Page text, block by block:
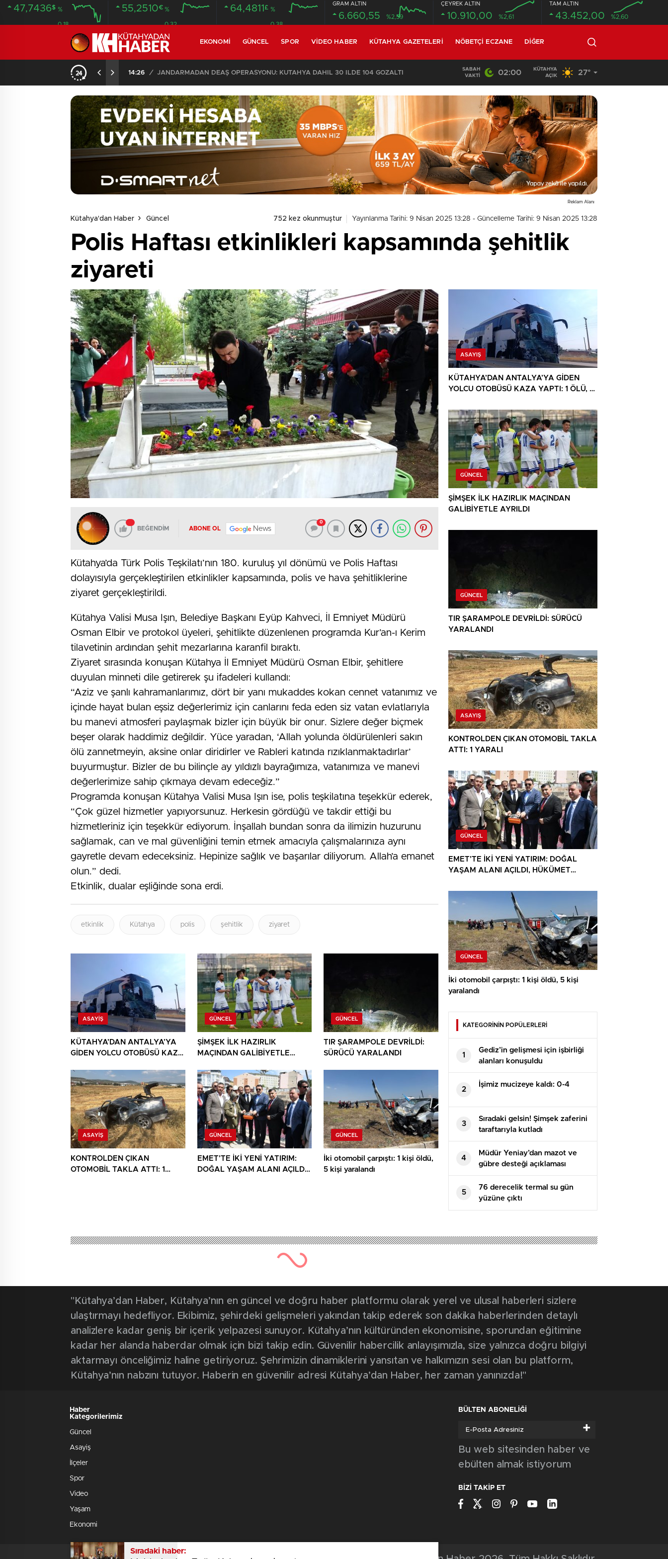
47,7436$ %
0.18
55,2510€ %
0.32
64,4811 £ %
0.38
GRAM ALTIN
6.660,55 %2,59
ÇEYREK ALTIN
10.910,00 %2,61
TAM ALTIN
43.452,00 %2,60
EKONOMI GÜNCEL SPOR VIDEO HABER KÜTAHYA GAZETELERI NÖBETÇI ECZANE DIĞER
14:26 / JANDARMADAN DEAŞ OPERASYONU: KÜTAHYA DAHİL 30 İLDE 104 GÖZALTI 02:03 /
SABAH
VAKTI
02:00
KÜTAHYA
AÇIK
27°
Reklam Alanı
Kütahya'dan Haber Güncel 752 kez okunmuştur Yayınlanma Tarihi: 9 Nisan 2025 13:28 - Güncelleme Tarihi: 9 Nisan 2025 13:28
Polis Haftası etkinlikleri kapsamında şehitlik
ziyareti
BEĞENDİM ABONE OL News
0
Kütahya’da Türk Polis Teşkilatı’nın 180. kuruluş yıl dönümü ve Polis Haftası
dolayısıyla gerçekleştirilen etkinlikler kapsamında, polis ve hava şehitliklerine
ziyaret gerçekleştirildi.
Kütahya Valisi Musa Işın, Belediye Başkanı Eyüp Kahveci, İl Emniyet Müdürü
Osman Elbir ve protokol üyeleri, şehitlikte düzenlenen programda Kur’an-ı Kerim
tilavetinin ardından şehit mezarlarına karanfil bıraktı.
Ziyaret sırasında konuşan Kütahya İl Emniyet Müdürü Osman Elbir, şehitlere
duyulan minneti dile getirerek şu ifadeleri kullandı:
“Aziz ve şanlı kahramanlarımız, dört bir yanı mukaddes kokan cennet vatanımız ve
içinde hayat bulan eşsiz değerlerimiz için canlarını feda eden siz vatan evlatlarıyla
bu manevi atmosferi paylaşmak bizler için büyük bir onur. Sizlere değer biçmek
beşer olarak haddimiz değildir. Yüce yaradan, ‘Allah yolunda öldürülenleri sakın
ölü zannetmeyin, aksine onlar diridirler ve Rableri katında rızıklanmaktadırlar’
buyurmuştur. Bizler de bu bilinçle ay yıldızlı bayrağımıza, vatanımıza ve manevi
değerlerimize sahip çıkmaya devam edeceğiz.”
Programda konuşan Kütahya Valisi Musa Işın ise, polis teşkilatına teşekkür ederek,
“Çok güzel hizmetler yapıyorsunuz. Herkesin gördüğü ve takdir ettiği bu
hizmetleriniz için teşekkür ediyorum. İnşallah bundan sonra da ilimizin huzurunu
sağlamak, can ve mal güvenliğini temin etmek amacıyla çalışmalarınıza aynı
gayretle devam edeceksiniz. Hepinize sağlık ve başarılar diliyorum. Allah’a emanet
olun.” dedi.
Etkinlik, dualar eşliğinde sona erdi.
etkinlik Kütahya polis şehitlik ziyaret
ASAYIŞ
KÜTAHYA’DAN ANTALYA’YA
GİDEN YOLCU OTOBÜSÜ KAZA
GÜNCEL
ŞİMŞEK İLK HAZIRLIK
MAÇINDAN GALİBİYETLE
GÜNCEL
TIR ŞARAMPOLE DEVRİLDİ:
SÜRÜCÜ YARALANDI
ASAYIŞ
KONTROLDEN ÇIKAN
OTOMOBİL TAKLA ATTI: 1
GÜNCEL
EMET’TE İKİ YENİ YATIRIM:
DOĞAL YAŞAM ALANI AÇILDI,
GÜNCEL
İki otomobil çarpıştı: 1 kişi öldü,
5 kişi yaralandı
Sıradaki haber:
ASAYIŞ
KÜTAHYA’DAN ANTALYA’YA GİDEN
YOLCU OTOBÜSÜ KAZA YAPTI: 1 ÖLÜ, 15
GÜNCEL
ŞİMŞEK İLK HAZIRLIK MAÇINDAN
GALİBİYETLE AYRILDI
GÜNCEL
TIR ŞARAMPOLE DEVRİLDİ: SÜRÜCÜ
YARALANDI
ASAYIŞ
KONTROLDEN ÇIKAN OTOMOBİL TAKLA
ATTI: 1 YARALI
GÜNCEL
EMET’TE İKİ YENİ YATIRIM: DOĞAL
YAŞAM ALANI AÇILDI, HÜKÜMET
GÜNCEL
İki otomobil çarpıştı: 1 kişi öldü, 5 kişi
yaralandı
KATEGORİNİN POPÜLERLERİ
1
Gediz’in gelişmesi için işbirliği
alanları konuşuldu
2
İşimiz mucizeye kaldı: 0-4
3
Sıradaki gelsin! Şimşek zaferini
taraftarıyla kutladı
4
Müdür Yeniay’dan mazot ve
gübre desteği açıklaması
5
76 derecelik termal su gün
yüzüne çıktı
"Kütahya’dan Haber, Kütahya’nın en güncel ve doğru haber platformu olarak yerel ve ulusal haberleri sizlere
ulaştırmayı hedefliyor. Ekibimiz, şehirdeki gelişmeleri yakından takip ederek son dakika haberlerinden detaylı
analizlere kadar geniş bir içerik yelpazesi sunuyor. Kütahya’nın kültüründen ekonomisine, sporundan eğitimine
kadar her alanda haberdar olmak için bizi takip edin. Güvenilir habercilik anlayışımızla, size yalnızca doğru bilgiyi
aktarmayı önceliğimiz haline getiriyoruz. Şehrimizin dinamiklerini yansıtan ve halkımızın sesi olan bu platform,
Kütahya’nın nabzını tutuyor. Haberin en güvenilir adresi Kütahya’dan Haber, her zaman yanınızda!"
Haber
Kategorilerimiz
Güncel
Asayiş
İlçeler
Spor
Video
Yaşam
Ekonomi
BÜLTEN ABONELİĞİ
+
Bu web sitesinden haber ve
ebülten almak istiyorum
BİZİ TAKİP ET